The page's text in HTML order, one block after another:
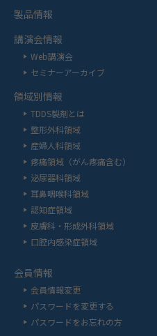
製品情報
講演会情報
Web講演会
セミナーアーカイブ
領域別情報
TDDS製剤とは
整形外科領域
産婦人科領域
疼痛領域（がん疼痛含む）
泌尿器科領域
耳鼻咽喉科領域
認知症領域
皮膚科・形成外科領域
口腔内感染症領域
会員情報
会員情報変更
パスワードを変更する
パスワードをお忘れの方